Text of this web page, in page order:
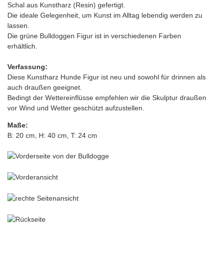
Schal aus Kunstharz (Resin) gefertigt.
Die ideale Gelegenheit, um Kunst im Alltag lebendig werden zu
lassen.
Die grüne Bulldoggen Figur ist in verschiedenen Farben
erhältlich.
Verfassung:
Diese Kunstharz Hunde Figur ist neu und sowohl für drinnen als
auch draußen geeignet.
Bedingt der Wettereinflüsse empfehlen wir die Skulptur draußen
vor Wind und Wetter geschützt aufzustellen.
Maße:
B: 20 cm, H: 40 cm, T: 24 cm